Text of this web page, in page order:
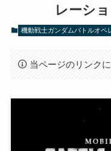
レーショ
機動戦士ガンダムバトルオペ
当ページのリンク